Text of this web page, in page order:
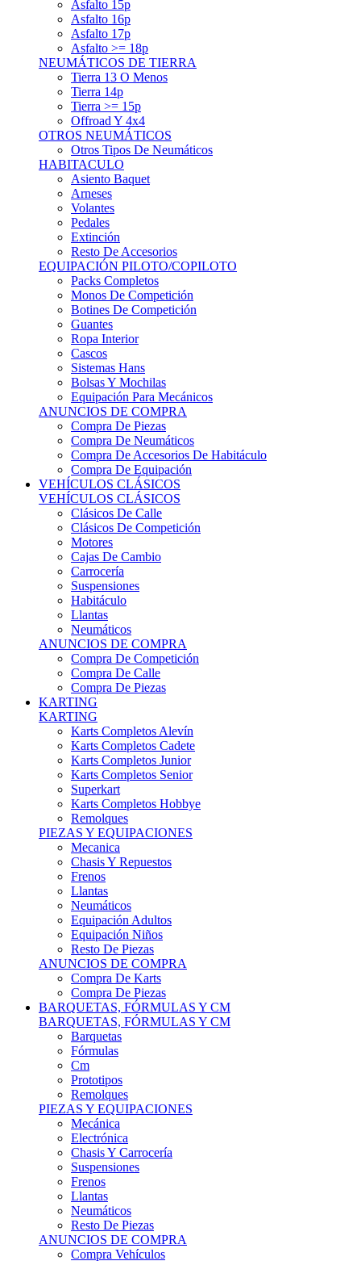
Asfalto 15p
Asfalto 16p
Asfalto 17p
Asfalto >= 18p
NEUMÁTICOS DE TIERRA
Tierra 13 O Menos
Tierra 14p
Tierra >= 15p
Offroad Y 4x4
OTROS NEUMÁTICOS
Otros Tipos De Neumáticos
HABITACULO
Asiento Baquet
Arneses
Volantes
Pedales
Extinción
Resto De Accesorios
EQUIPACIÓN PILOTO/COPILOTO
Packs Completos
Monos De Competición
Botines De Competición
Guantes
Ropa Interior
Cascos
Sistemas Hans
Bolsas Y Mochilas
Equipación Para Mecánicos
ANUNCIOS DE COMPRA
Compra De Piezas
Compra De Neumáticos
Compra De Accesorios De Habitáculo
Compra De Equipación
VEHÍCULOS CLÁSICOS
VEHÍCULOS CLÁSICOS
Clásicos De Calle
Clásicos De Competición
Motores
Cajas De Cambio
Carrocería
Suspensiones
Habitáculo
Llantas
Neumáticos
ANUNCIOS DE COMPRA
Compra De Competición
Compra De Calle
Compra De Piezas
KARTING
KARTING
Karts Completos Alevín
Karts Completos Cadete
Karts Completos Junior
Karts Completos Senior
Superkart
Karts Completos Hobbye
Remolques
PIEZAS Y EQUIPACIONES
Mecanica
Chasis Y Repuestos
Frenos
Llantas
Neumáticos
Equipación Adultos
Equipación Niños
Resto De Piezas
ANUNCIOS DE COMPRA
Compra De Karts
Compra De Piezas
BARQUETAS, FÓRMULAS Y CM
BARQUETAS, FÓRMULAS Y CM
Barquetas
Fórmulas
Cm
Prototipos
Remolques
PIEZAS Y EQUIPACIONES
Mecánica
Electrónica
Chasis Y Carrocería
Suspensiones
Frenos
Llantas
Neumáticos
Resto De Piezas
ANUNCIOS DE COMPRA
Compra Vehículos